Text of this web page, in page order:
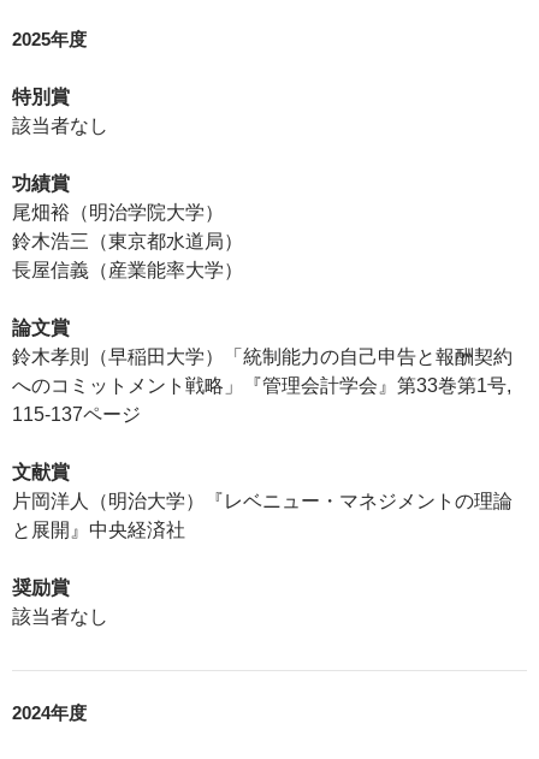
2025年度
特別賞
該当者なし
功績賞
尾畑裕（明治学院大学）
鈴木浩三（東京都水道局）
長屋信義（産業能率大学）
論文賞
鈴木孝則（早稲田大学）「統制能力の自己申告と報酬契約
へのコミットメント戦略」『管理会計学会』第33巻第1号,
115-137ページ
文献賞
片岡洋人（明治大学）『レベニュー・マネジメントの理論
と展開』中央経済社
奨励賞
該当者なし
2024年度